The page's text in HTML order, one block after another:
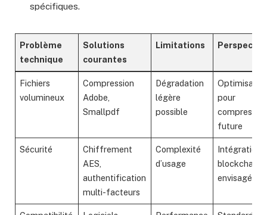
spécifiques.
Problème
technique
Solutions
courantes
Limitations
Fichiers
volumineux
Compression
Adobe,
Smallpdf
Dégradation
légère
possible
pour
future
Sécurité
Chiffrement
AES,
authentification
multi-facteurs
Complexité
d’usage
Intégration
blockchain
envisagée